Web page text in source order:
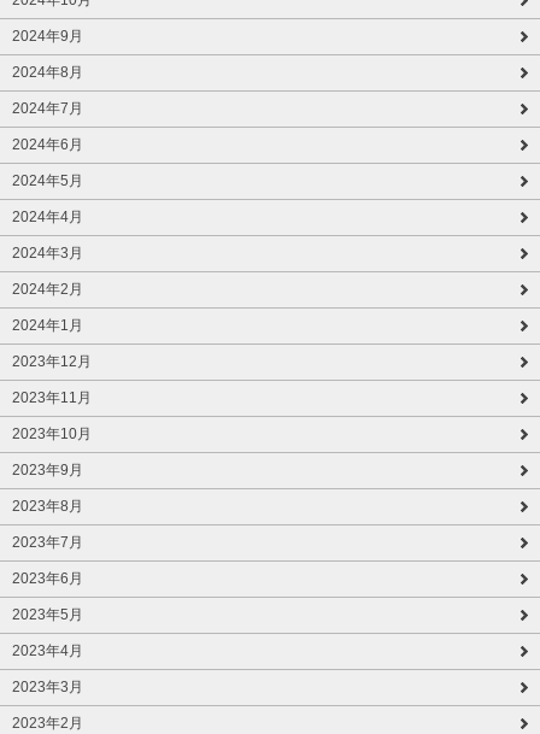
2024年9月
2024年8月
2024年7月
2024年6月
2024年5月
2024年4月
2024年3月
2024年2月
2024年1月
2023年12月
2023年11月
2023年10月
2023年9月
2023年8月
2023年7月
2023年6月
2023年5月
2023年4月
2023年3月
2023年2月